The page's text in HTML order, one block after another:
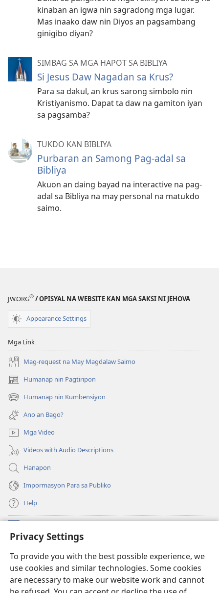
Privacy Settings
To provide you with the best possible experience, we
use cookies and similar technologies. Some cookies
are necessary to make our website work and cannot
kinaban an igwa nin sagradong mga lugar.
Mas inaako daw nin Diyos an pagsambang
ginigibo diyan?
SIMBAG SA MGA HAPOT SA BIBLIYA
Si Jesus Daw Nagadan sa Krus?
Para sa dakul, an krus sarong simbolo nin
Kristiyanismo. Dapat ta daw na gamiton iyan
sa pagsamba?
TUKDO KAN BIBLIYA
Purbaran an Samong Pag-adal sa
Bibliya
Akuon an daing bayad na interactive na pag-
adal sa Bibliya na may personal na matukdo
saimo.
JW.ORG® / OPISYAL NA WEBSITE KAN MGA SAKSI NI JEHOVA
Appearance Settings
Mga Link
Mag-request na May Magdalaw Saimo
Humanap nin Pagtiripon
(opens
new
window)
Humanap nin Kumbensiyon
(opens
new
window)
Ano an Bago?
Mga Video
Videos with Audio Descriptions
Hanapon
Impormasyon Para sa Publiko
Help
(opens
new
Watchtower ONLINE NA LIBRARYA
(opens
new
window)JW Hub
(opens
new